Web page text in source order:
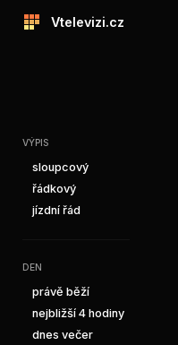
Vtelevizi.cz
VÝPIS
sloupcový
řádkový
jízdní řád
DEN
právě běží
nejbližší 4 hodiny
dnes večer